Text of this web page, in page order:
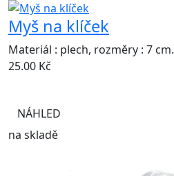
Myš na klíček
Materiál : plech, rozměry : 7 cm.
25.00 Kč
NÁHLED
na skladě